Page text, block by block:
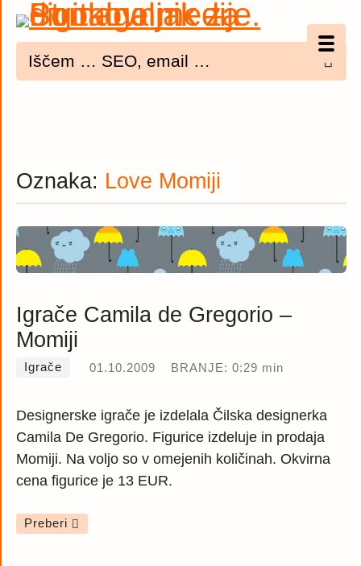
Spletna dostopnost
Imenik
PODCAST
Oznaka: Love Momiji
Igrače Camila de Gregorio –
Momiji
Igrače 01.10.2009 BRANJE: 0:29 min
Designerske igrače je izdelala Čilska designerka
Camila De Gregorio. Figurice izdeluje in prodaja
Momiji. Na voljo so v omejenih količinah. Okvirna
cena figurice je 13 EUR.
Preberi